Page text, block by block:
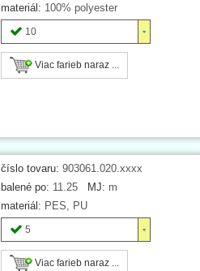
materiál: 100% polyester
10
Viac farieb naraz ...
číslo tovaru: 903061.020.xxxx
balené po: 11.25 MJ: m
materiál: PES, PU
5
Viac farieb naraz ...